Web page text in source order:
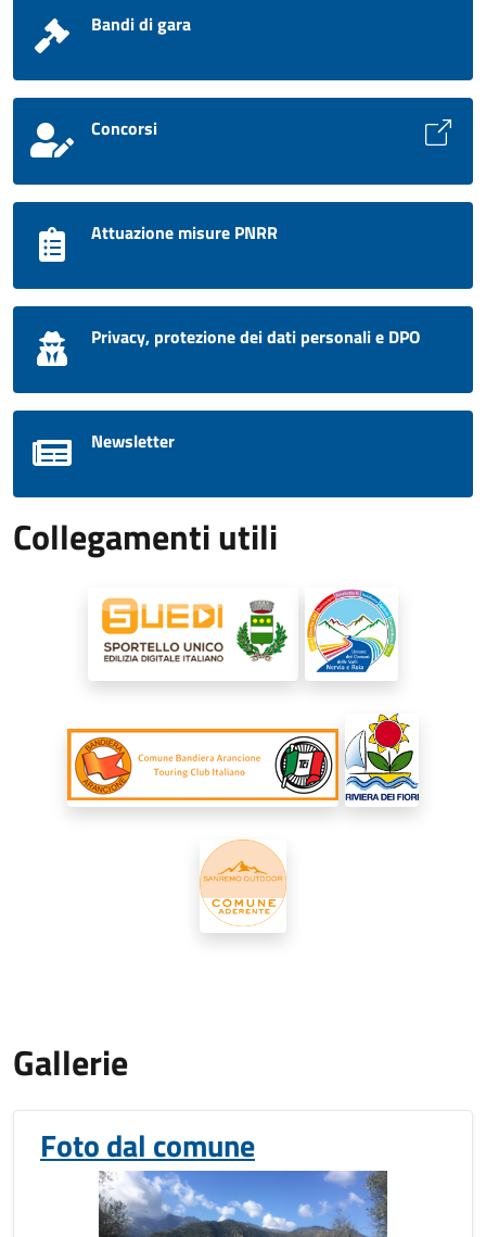
Bandi di gara
Concorsi
Attuazione misure PNRR
Privacy, protezione dei dati personali e DPO
Newsletter
Collegamenti utili
Gallerie
Foto dal comune